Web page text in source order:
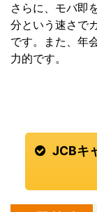
さらに、モバ即
分という速さで
です。また、年
力的です。
JCBキ